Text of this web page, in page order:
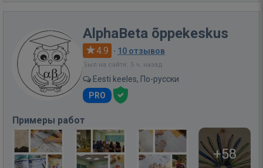
AlphaBeta õppekeskus
4.9 · 10 отзывов
Был на сайте: 5 ч. назад
Eesti keeles, По-русски
PRO
Примеры работ
+58